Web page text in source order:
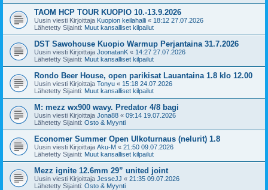
TAOM HCP TOUR KUOPIO 10.-13.9.2026
Uusin viesti Kirjoittaja Kuopion keilahalli « 18:12 27.07.2026
Lähetetty Sijainti: Muut kansalliset kilpailut
DST Sawohouse Kuopio Warmup Perjantaina 31.7.2026
Uusin viesti Kirjoittaja JoonatanK « 14:27 27.07.2026
Lähetetty Sijainti: Muut kansalliset kilpailut
Rondo Beer House, open parikisat Lauantaina 1.8 klo 12.00
Uusin viesti Kirjoittaja Tonyu « 15:18 24.07.2026
Lähetetty Sijainti: Muut kansalliset kilpailut
M: mezz wx900 wavy. Predator 4/8 bagi
Uusin viesti Kirjoittaja Jona88 « 09:14 19.07.2026
Lähetetty Sijainti: Osto & Myynti
Economer Summer Open Ulkoturnaus (nelurit) 1.8
Uusin viesti Kirjoittaja Aku-M « 21:50 09.07.2026
Lähetetty Sijainti: Muut kansalliset kilpailut
Mezz ignite 12.6mm 29” united joint
Uusin viesti Kirjoittaja JesseJJ « 21:35 09.07.2026
Lähetetty Sijainti: Osto & Myynti